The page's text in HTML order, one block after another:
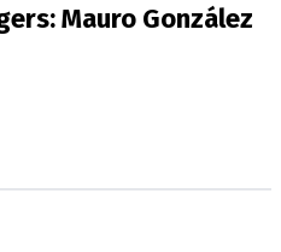
Mauro González